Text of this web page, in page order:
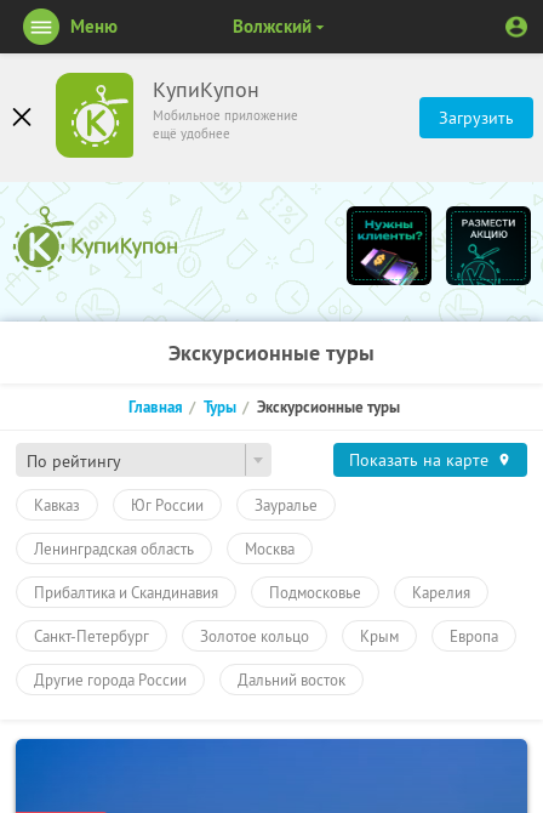
КупиКупон
Мобильное приложение
ещё удобнее
Загрузить
Меню Волжский
Экскурсионные туры
По рейтингу
Главная Туры Экскурсионные туры
Показать на карте
Кавказ Юг России Зауралье
Ленинградская область Москва
Прибалтика и Скандинавия Подмосковье Карелия
Санкт-Петербург Золотое кольцо Крым Европа
Другие города России Дальний восток